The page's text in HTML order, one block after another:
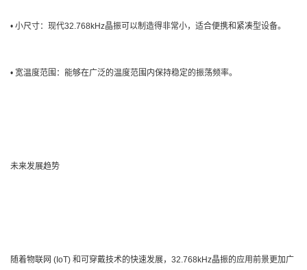
• 小尺寸：现代32.768kHz晶振可以制造得非常小，适合便携和紧凑型设备。
• 宽温度范围：能够在广泛的温度范围内保持稳定的振荡频率。
未来发展趋势
随着物联网 (IoT) 和可穿戴技术的快速发展，32.768kHz晶振的应用前景更加广